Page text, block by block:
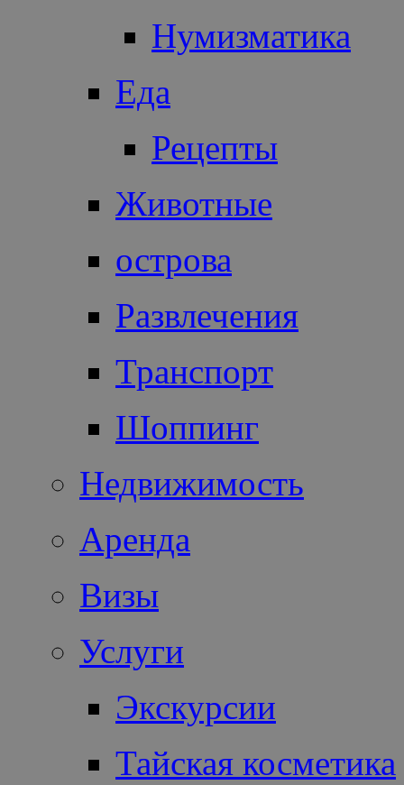
Нумизматика
Еда
Рецепты
Животные
острова
Развлечения
Транспорт
Шоппинг
Недвижимость
Аренда
Визы
Услуги
Экскурсии
Тайская косметика